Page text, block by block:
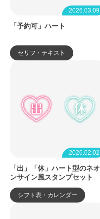
2026.03.09
「予約可」ハート
セリフ・テキスト
2026.02.02
「出」「休」ハート型のネオ
ンサイン風スタンプセット
シフト表・カレンダー